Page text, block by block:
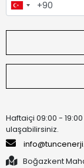
Haftaiçi 09:00 -
ulaşabilirsiniz.
Boğazkent